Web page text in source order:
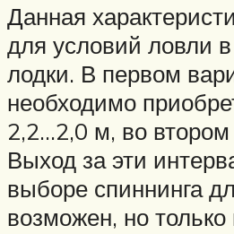
Данная
для условий ловли
лодки. В первом
необходимо
2,2…2,0 м, во
Выход за эти
выборе спиннинга
возможен, но